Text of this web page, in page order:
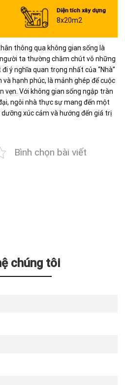
Diện tích xây dựng
8x20m2
thông qua không gian sống là
người ta thường chăm chút vô những
ý nghĩa quan trọng nhất của “Nhà”
và hạnh phúc, là mảnh ghép để cuộc
vẹn. Với không gian sống ngập tràn
ngôi nhà thực sự mang đến một
xúc cảm và hướng đến giá trị
Bình chọn bài viết
chúng tôi